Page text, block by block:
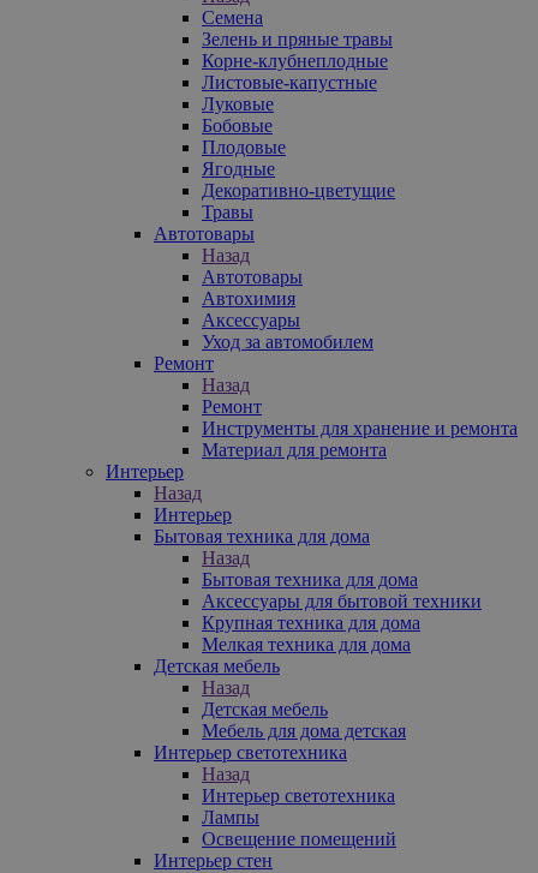
Семена
Зелень и пряные травы
Корне-клубнеплодные
Листовые-капустные
Луковые
Бобовые
Плодовые
Ягодные
Декоративно-цветущие
Травы
Автотовары
Назад
Автотовары
Автохимия
Аксессуары
Уход за автомобилем
Ремонт
Назад
Ремонт
Инструменты для хранение и ремонта
Материал для ремонта
Интерьер
Назад
Интерьер
Бытовая техника для дома
Назад
Бытовая техника для дома
Аксессуары для бытовой техники
Крупная техника для дома
Мелкая техника для дома
Детская мебель
Назад
Детская мебель
Мебель для дома детская
Интерьер светотехника
Назад
Интерьер светотехника
Лампы
Освещение помещений
Интерьер стен